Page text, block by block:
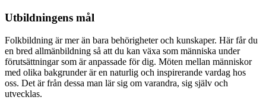
Utbildningens mål
Folkbildning är mer än bara behörigheter och kunskaper. Här får du
en bred allmänbildning så att du kan växa som människa under
förutsättningar som är anpassade för dig. Möten mellan människor
med olika bakgrunder är en naturlig och inspirerande vardag hos
oss. Det är från dessa man lär sig om varandra, sig själv och
utvecklas.